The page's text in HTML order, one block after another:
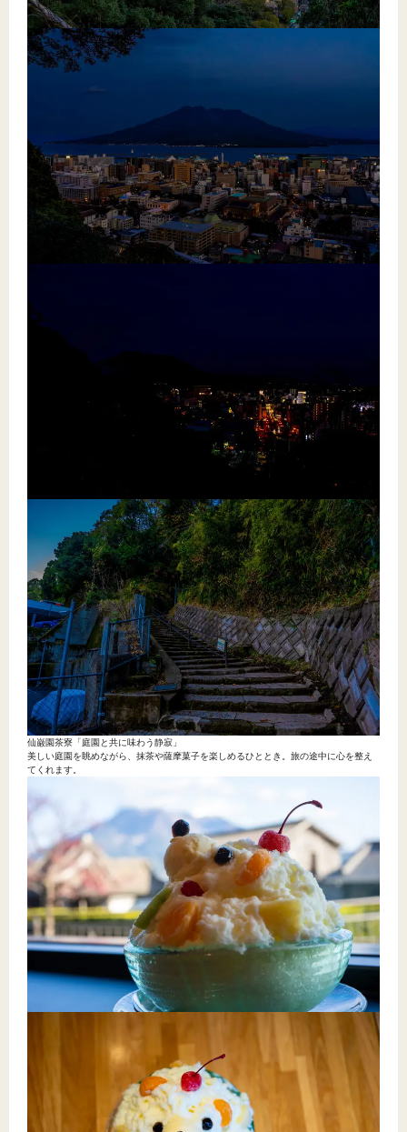
仙巌園茶寮「庭園と共に味わう静寂」
美しい庭園を眺めながら、抹茶や薩摩菓子を楽しめるひととき。旅の途中に心を整え
てくれます。